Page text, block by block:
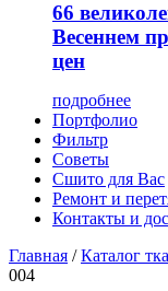
66
Весеннем
цен
подробнее
Портфолио
Фильтр
Советы
Сшито для Вас
Ремонт и
Контакты и
Главная / Каталог
004